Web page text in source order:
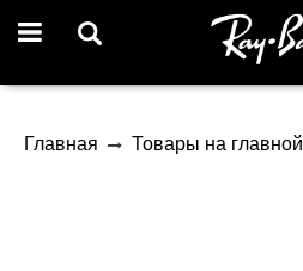
Главная Товары на главной